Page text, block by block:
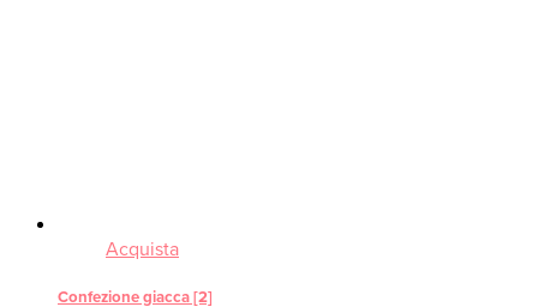
Acquista
Confezione giacca [2]